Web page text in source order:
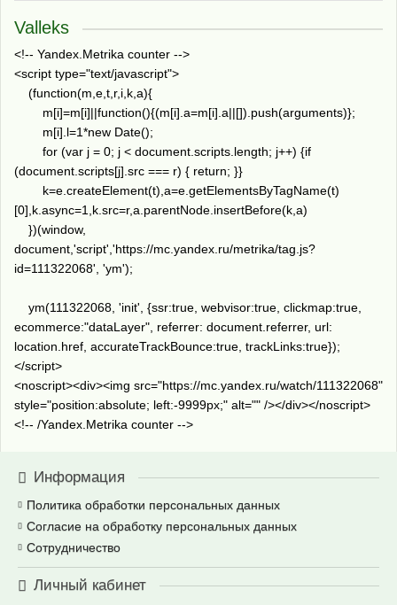
Valleks
<!-- Yandex.Metrika counter -->
<script type="text/javascript">
(function(m,e,t,r,i,k,a){
m[i]=m[i]||function(){(m[i].a=m[i].a||[]).push(arguments)};
m[i].l=1*new Date();
for (var j = 0; j < document.scripts.length; j++) {if
(document.scripts[j].src === r) { return; }}
k=e.createElement(t),a=e.getElementsByTagName(t)
[0],k.async=1,k.src=r,a.parentNode.insertBefore(k,a)
})(window,
document,'script','https://mc.yandex.ru/metrika/tag.js?
id=111322068', 'ym');
ym(111322068, 'init', {ssr:true, webvisor:true, clickmap:true,
ecommerce:"dataLayer", referrer: document.referrer, url:
location.href, accurateTrackBounce:true, trackLinks:true});
</script>
<noscript><div><img src="https://mc.yandex.ru/watch/111322068"
style="position:absolute; left:-9999px;" alt="" /></div></noscript>
<!-- /Yandex.Metrika counter -->
Информация
Политика обработки персональных данных
Согласие на обработку персональных данных
Сотрудничество
Личный кабинет